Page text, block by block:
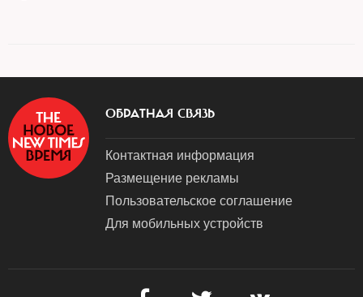
ОБРАТНАЯ СВЯЗЬ
Контактная информация
Размещение рекламы
Пользовательское соглашение
Для мобильных устройств